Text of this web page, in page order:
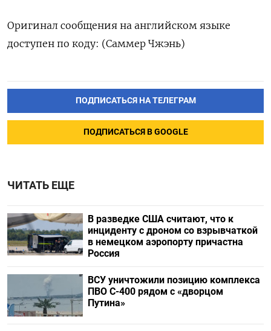
Оригинал сообщения на английском языке
доступен по коду: (Саммер Чжэнь)
ПОДПИСАТЬСЯ НА ТЕЛЕГРАМ
ПОДПИСАТЬСЯ В GOOGLE
ЧИТАТЬ ЕЩЕ
В разведке США считают, что к
инциденту с дроном со взрывчаткой
в немецком аэропорту причастна
Россия
ВСУ уничтожили позицию комплекса
ПВО С-400 рядом с «дворцом
Путина»